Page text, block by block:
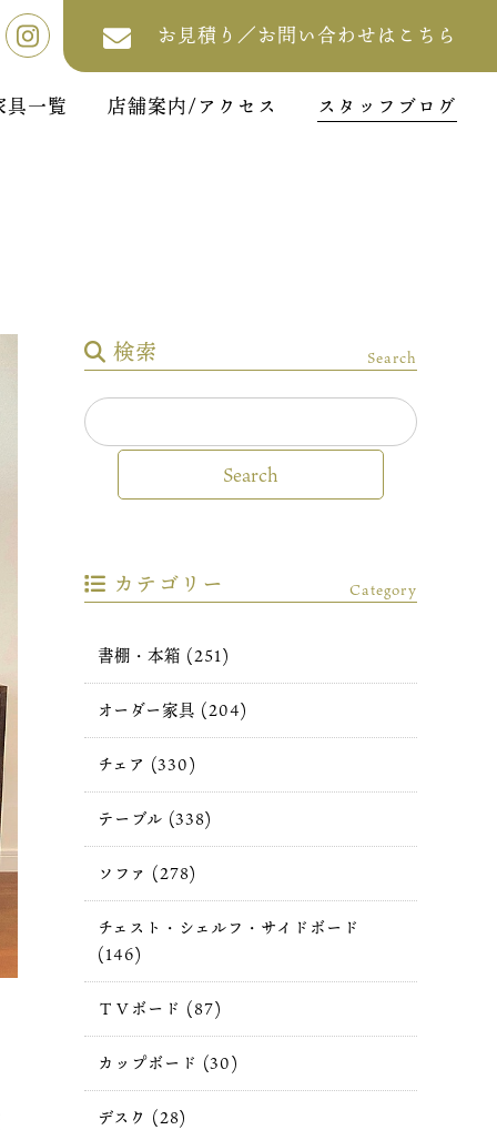
お見積り／お問い合わせはこちら
具一覧 店舗案内/アクセス スタッフブログ
検索 Search
カテゴリー Category
書棚・本箱 (251)
オーダー家具 (204)
チェア (330)
テーブル (338)
ソファ (278)
チェスト・シェルフ・サイドボード
(146)
ＴＶボード (87)
カップボード (30)
デスク (28)